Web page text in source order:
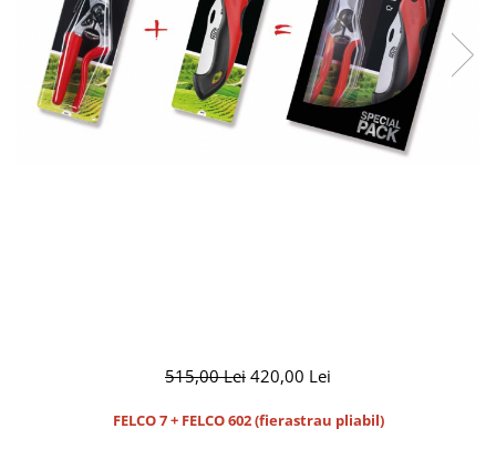
CUTITE DE BUZUNAR
FOARFECE ELECTRICE SI ACCESORII
ACCESORII
Manusi
515,00 Lei 420,00 Lei
FELCO 7 + FELCO 602 (fierastrau pliabil)